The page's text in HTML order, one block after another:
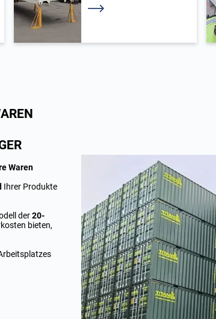
Weiterlesen
Waren
Ihrer Produkte
der20-
bieten,